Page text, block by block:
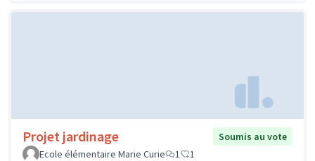
Projet jardinage
Soumis au vote
Ecole élémentaire Marie Curie
1 1